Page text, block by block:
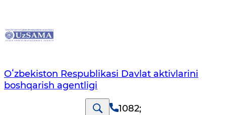
Oʻzbekiston Respublikasi Davlat aktivlarini
boshqarish agentligi
1082;